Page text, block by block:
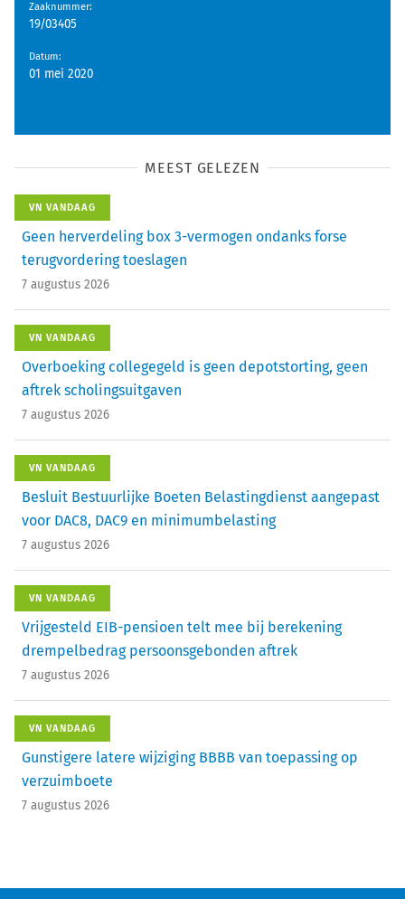
Zaaknummer:
19/03405
Datum:
01 mei 2020
MEEST GELEZEN
VN VANDAAG
Geen herverdeling box 3-vermogen ondanks forse
terugvordering toeslagen
7 augustus 2026
VN VANDAAG
Overboeking collegegeld is geen depotstorting, geen
aftrek scholingsuitgaven
7 augustus 2026
VN VANDAAG
Besluit Bestuurlijke Boeten Belastingdienst aangepast
voor DAC8, DAC9 en minimumbelasting
7 augustus 2026
VN VANDAAG
Vrijgesteld EIB-pensioen telt mee bij berekening
drempelbedrag persoonsgebonden aftrek
7 augustus 2026
VN VANDAAG
Gunstigere latere wijziging BBBB van toepassing op
verzuimboete
7 augustus 2026